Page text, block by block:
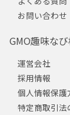
お問い合わせ
GMO趣味な
運営会社
採用情報
個人情報保護
特定商取引法